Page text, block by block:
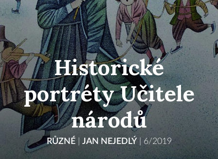
Historické
portréty Učitele
národů
RŮZNÉ| JAN NEJEDLÝ 6/2019